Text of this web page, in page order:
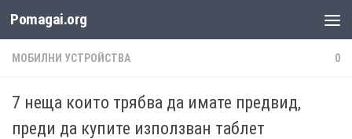
Към съдържанието
Pomagai.org
МОБИЛНИ УСТРОЙСТВА 0
7 неща които трябва да имате предвид,
преди да купите използван таблет